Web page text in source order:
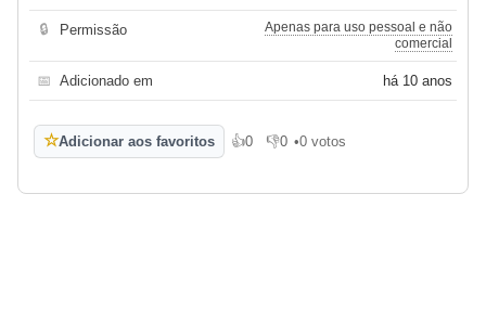
🔒 Permissão
Apenas para uso pessoal e não
comercial
📅 Adicionado em há 10 anos
☆Adicionar aos favoritos 👍0
Gosto👎0
Não gosto
•0 votos